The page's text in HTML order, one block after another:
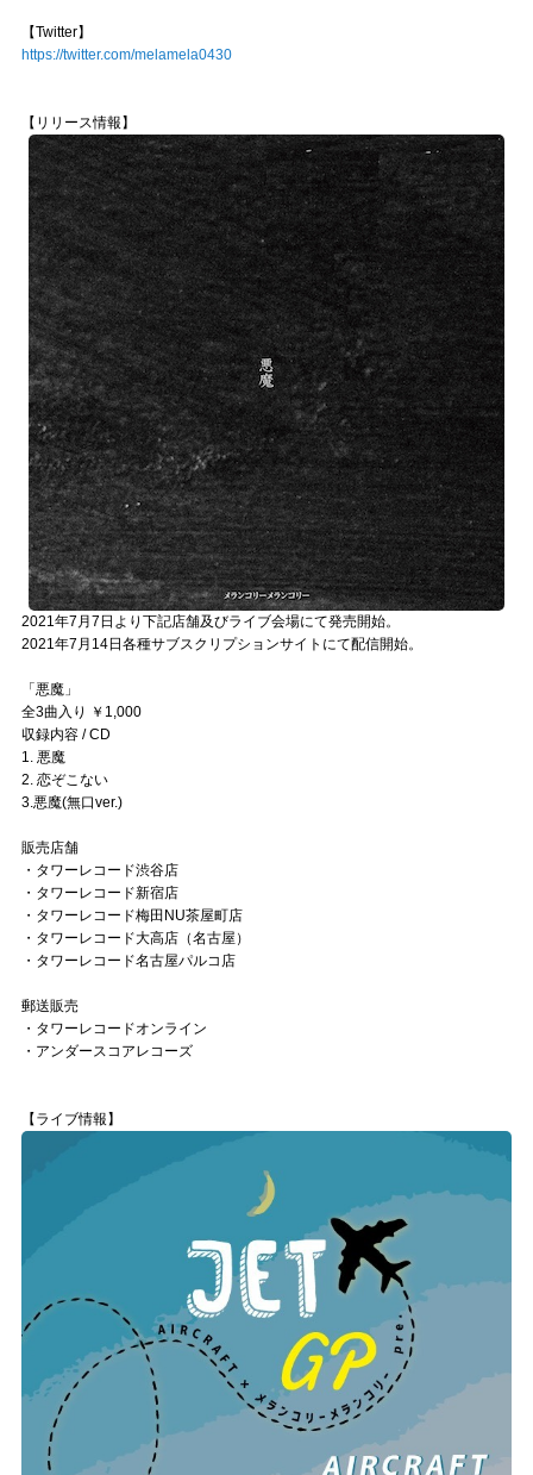
【Twitter】
https://twitter.com/melamela0430
【リリース情報】
2021年7月7日より下記店舗及びライブ会場にて発売開始。
2021年7月14日各種サブスクリプションサイトにて配信開始。
「悪魔」
全3曲入り ￥1,000
収録内容 / CD
1. 悪魔
2. 恋ぞこない
3.悪魔(無口ver.)
販売店舗
・タワーレコード渋谷店
・タワーレコード新宿店
・タワーレコード梅田NU茶屋町店
・タワーレコード大高店（名古屋）
・タワーレコード名古屋パルコ店
郵送販売
・タワーレコードオンライン
・アンダースコアレコーズ
【ライブ情報】